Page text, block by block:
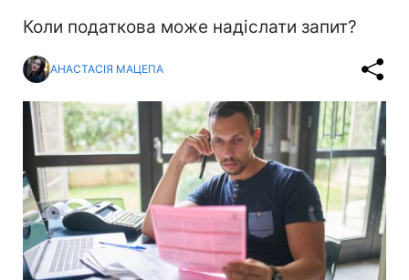
Коли податкова може надіслати запит?
АНАСТАСІЯ МАЦЕПА